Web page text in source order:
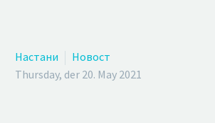
Настани
Новост
Thursday, der 20. May 2021